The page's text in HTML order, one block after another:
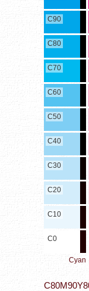
C90
C80
C70
C60
C50
C40
C30
C20
C10
C0
Cyan